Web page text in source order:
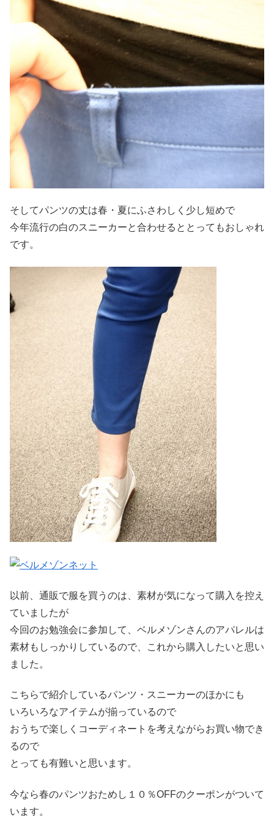
そしてパンツの丈は春・夏にふさわしく少し短めで
今年流行の白のスニーカーと合わせるととってもおしゃれ
です。
以前、通販で服を買うのは、素材が気になって購入を控え
ていましたが
今回のお勉強会に参加して、ベルメゾンさんのアパレルは
素材もしっかりしているので、これから購入したいと思い
ました。
こちらで紹介しているパンツ・スニーカーのほかにも
いろいろなアイテムが揃っているので
おうちで楽しくコーディネートを考えながらお買い物でき
るので
とっても有難いと思います。
今なら春のパンツおためし１０％OFFのクーポンがついて
います。